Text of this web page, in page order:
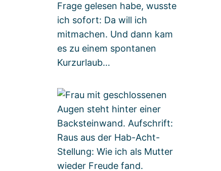
Frage gelesen habe, wusste
ich sofort: Da will ich
mitmachen. Und dann kam
es zu einem spontanen
Kurzurlaub…